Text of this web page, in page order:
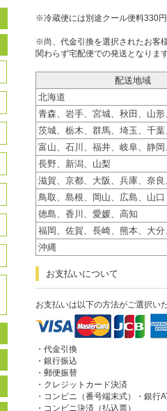
※冷蔵便には別途クール便料330
※尚、代金引換を選択されたお客
関わらず宅配便での発送となりま
配送地域
北海道
青森、岩手、宮城、秋田、山形
茨城、栃木、群馬、埼玉、千
富山、石川、福井、岐阜、静
長野、新潟、山梨
滋賀、京都、大阪、兵庫、奈
鳥取、島根、岡山、広島、山口
徳島、香川、愛媛、高知
福岡、佐賀、長崎、熊本、大
沖縄
お支払いについて
お支払いは以下の方法がご選択い
・代金引換
・銀行振込
・郵便振替
・クレジットカード決済
・コンビニ（番号端末式）・銀行
・コンビニ決済（払込票）